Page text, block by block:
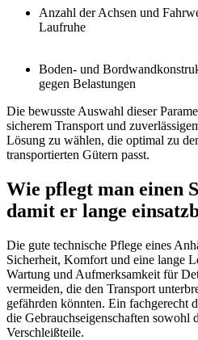
Anzahl der Achsen und
Laufruhe
Boden- und
gegen Belastungen
Die bewusste Auswahl dieser
sicherem Transport und
Lösung zu wählen, die optimal zu
transportierten Gütern passt.
Wie pflegt man einen
damit er lange
Die gute technische Pflege eines
Sicherheit, Komfort und eine lange
Wartung und Aufmerksamkeit für
vermeiden, die den Transport
gefährden könnten. Ein fachgerecht
die Gebrauchseigenschaften sowohl
Verschleißteile.